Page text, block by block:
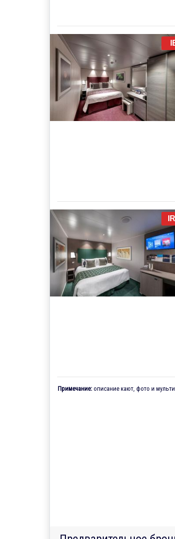
Примечание: описание кают, фото и